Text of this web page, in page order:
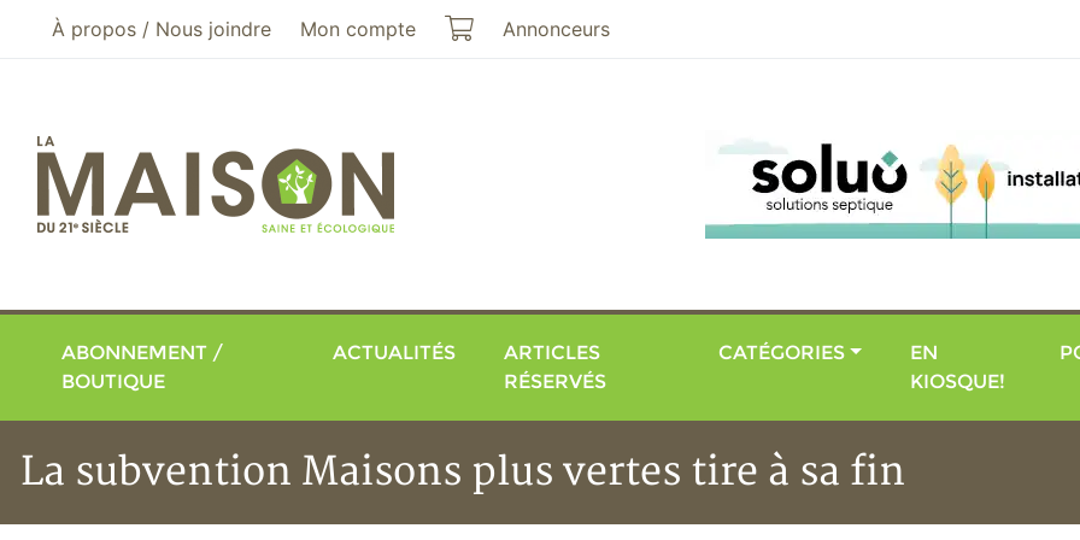
Aller au menu principal
Aller au contenu principal
À propos / Nous joindre Mon compte Mon panier
Annonceurs
ABONNEMENT /
BOUTIQUE
ACTUALITÉS
ARTICLES
RÉSERVÉS
CATÉGORIES
EN
KIOSQUE!
La subvention Maisons plus vertes tire à sa fin